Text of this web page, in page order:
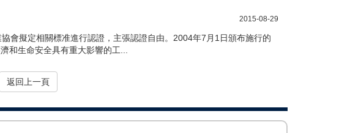
2015-08-29
會擬定相關標准進行認證，主張認證自由。2004年7月1日頒布施行的
和生命安全具有重大影響的工...
返回上一頁